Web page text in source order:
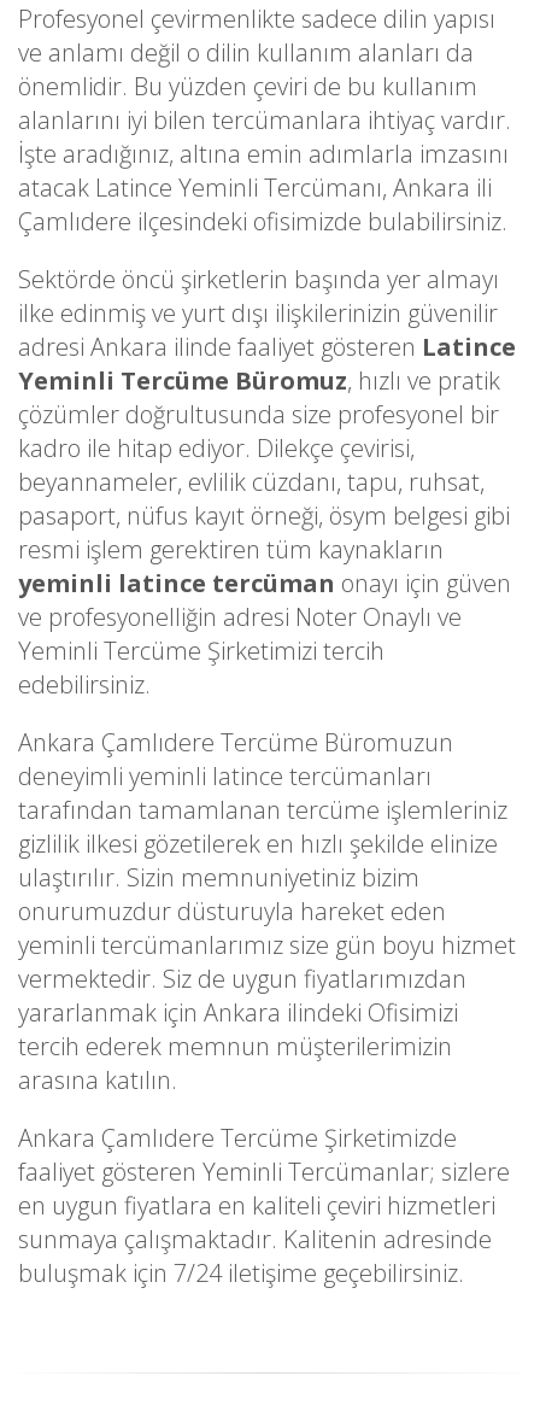
Profesyonel çevirmenlikte sadece dilin yapısı
ve anlamı değil o dilin kullanım alanları da
önemlidir. Bu yüzden çeviri de bu kullanım
alanlarını iyi bilen tercümanlara ihtiyaç vardır.
İşte aradığınız, altına emin adımlarla imzasını
atacak Latince Yeminli Tercümanı, Ankara ili
Çamlıdere ilçesindeki ofisimizde bulabilirsiniz.
Sektörde öncü şirketlerin başında yer almayı
ilke edinmiş ve yurt dışı ilişkilerinizin güvenilir
adresi Ankara ilinde faaliyet gösteren Latince
Yeminli Tercüme Büromuz, hızlı ve pratik
çözümler doğrultusunda size profesyonel bir
kadro ile hitap ediyor. Dilekçe çevirisi,
beyannameler, evlilik cüzdanı, tapu, ruhsat,
pasaport, nüfus kayıt örneği, ösym belgesi gibi
resmi işlem gerektiren tüm kaynakların
yeminli latince tercüman onayı için güven
ve profesyonelliğin adresi Noter Onaylı ve
Yeminli Tercüme Şirketimizi tercih
edebilirsiniz.
Ankara Çamlıdere Tercüme Büromuzun
deneyimli yeminli latince tercümanları
tarafından tamamlanan tercüme işlemleriniz
gizlilik ilkesi gözetilerek en hızlı şekilde elinize
ulaştırılır. Sizin memnuniyetiniz bizim
onurumuzdur düsturuyla hareket eden
yeminli tercümanlarımız size gün boyu hizmet
vermektedir. Siz de uygun fiyatlarımızdan
yararlanmak için Ankara ilindeki Ofisimizi
tercih ederek memnun müşterilerimizin
arasına katılın.
Ankara Çamlıdere Tercüme Şirketimizde
faaliyet gösteren Yeminli Tercümanlar; sizlere
en uygun fiyatlara en kaliteli çeviri hizmetleri
sunmaya çalışmaktadır. Kalitenin adresinde
buluşmak için 7/24 iletişime geçebilirsiniz.